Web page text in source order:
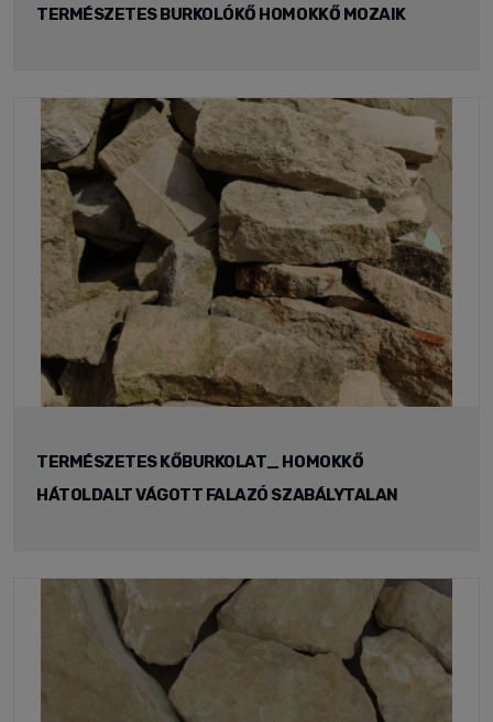
TERMÉSZETES BURKOLÓKŐ HOMOKKŐ MOZAIK
TERMÉSZETES KŐBURKOLAT_ HOMOKKŐ
HÁTOLDALT VÁGOTT FALAZÓ SZABÁLYTALAN